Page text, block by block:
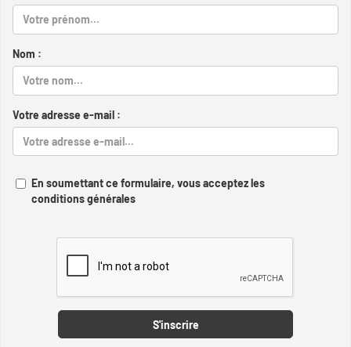
Nom :
Votre adresse e-mail :
En soumettant ce formulaire, vous acceptez les
conditions générales
S'inscrire